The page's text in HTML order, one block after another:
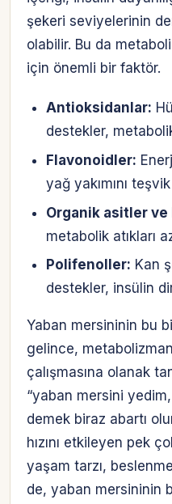
şekeri seviyelerinin
olabilir. Bu da
için önemli bir faktör.
Antioksidanlar:
destekler,
Flavonoidler:
yağ yakımını
Organik asitler ve
metabolik atıkları
Polifenoller: Kan
destekler, insülin
Yaban mersininin bu
gelince,
çalışmasına olanak
“yaban mersini
demek biraz abartı
hızını etkileyen pek
yaşam tarzı,
de, yaban mersininin